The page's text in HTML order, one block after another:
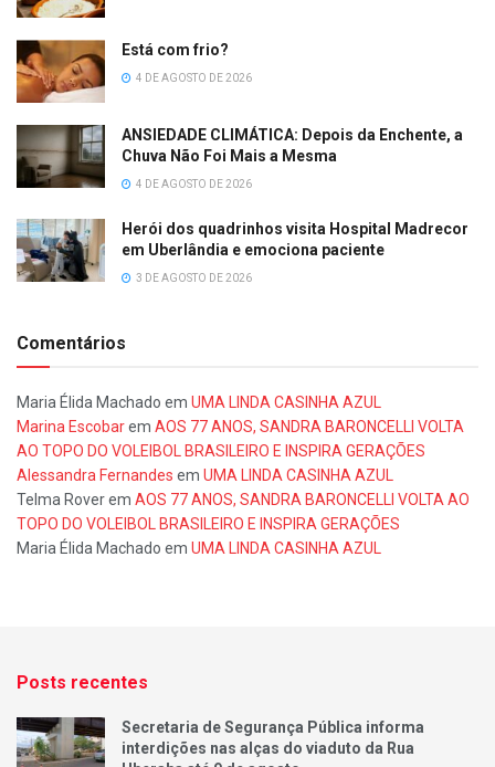
Está com frio?
4 DE AGOSTO DE 2026
ANSIEDADE CLIMÁTICA: Depois da Enchente, a
Chuva Não Foi Mais a Mesma
4 DE AGOSTO DE 2026
Herói dos quadrinhos visita Hospital Madrecor
em Uberlândia e emociona paciente
3 DE AGOSTO DE 2026
Comentários
Maria Élida Machado em UMA LINDA CASINHA AZUL
Marina Escobarem AOS 77 ANOS, SANDRA BARONCELLI VOLTA
AO TOPO DO VOLEIBOL BRASILEIRO E INSPIRA GERAÇÕES
Alessandra Fernandes em UMA LINDA CASINHA AZUL
Telma Roverem AOS 77 ANOS, SANDRA BARONCELLI VOLTA AO
TOPO DO VOLEIBOL BRASILEIRO E INSPIRA GERAÇÕES
Maria Élida Machado em UMA LINDA CASINHA AZUL
Posts recentes
Secretaria de Segurança Pública informa
interdições nas alças do viaduto da Rua